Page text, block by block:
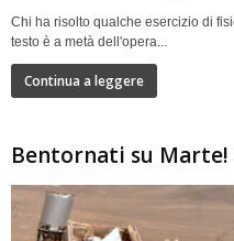
Chi ha risolto qualche esercizio di
testo è a metà dell'opera...
Continua a leggere
Bentornati su Marte!